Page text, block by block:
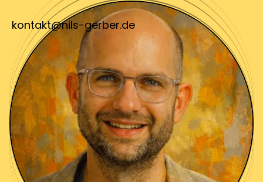
kontakt@nils-gerber.de